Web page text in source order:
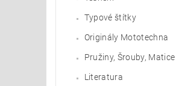
Typové štítky
Originály Mototechna
Pružiny, Šrouby, Matice
Literatura